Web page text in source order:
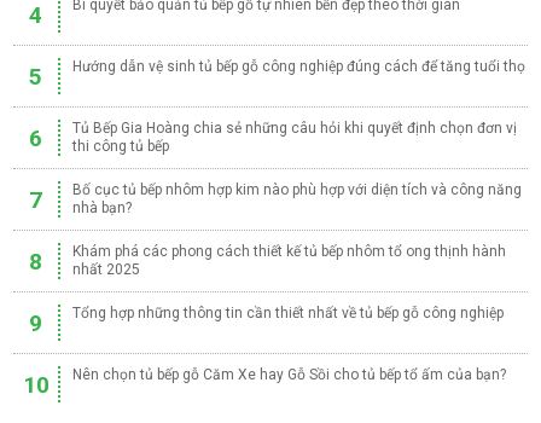
4 Bí quyết bảo quản tủ bếp gỗ tự nhiên bền đẹp theo thời gian
5 Hướng dẫn vệ sinh tủ bếp gỗ công nghiệp đúng cách để tăng tuổi thọ
6
Tủ Bếp Gia Hoàng chia sẻ những câu hỏi khi quyết định chọn đơn vị
thi công tủ bếp
7
Bố cục tủ bếp nhôm hợp kim nào phù hợp với diện tích và công năng
nhà bạn?
8
Khám phá các phong cách thiết kế tủ bếp nhôm tổ ong thịnh hành
nhất 2025
9 Tổng hợp những thông tin cần thiết nhất về tủ bếp gỗ công nghiệp
10 Nên chọn tủ bếp gỗ Căm Xe hay Gỗ Sồi cho tủ bếp tổ ấm của bạn?